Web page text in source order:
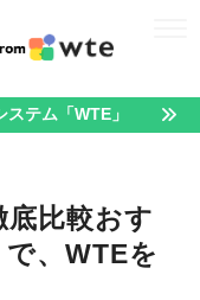
テム「WTE」
底比較おす
、WTEを